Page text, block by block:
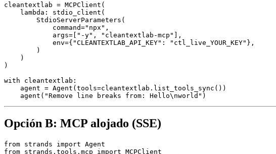
cleantextlab = MCPClient(
    lambda: stdio_client(
        StdioServerParameters(
            command="npx",
            args=["-y", "cleantextlab-mcp"],
            env={"CLEANTEXTLAB_API_KEY": "ctl_live_YOUR_KEY"},
        )
    )
)
with cleantextlab:
    agent = Agent(tools=cleantextlab.list_tools_sync())
Opción B: MCP alojado (SSE)
from strands import Agent
from strands.tools.mcp import MCPClient